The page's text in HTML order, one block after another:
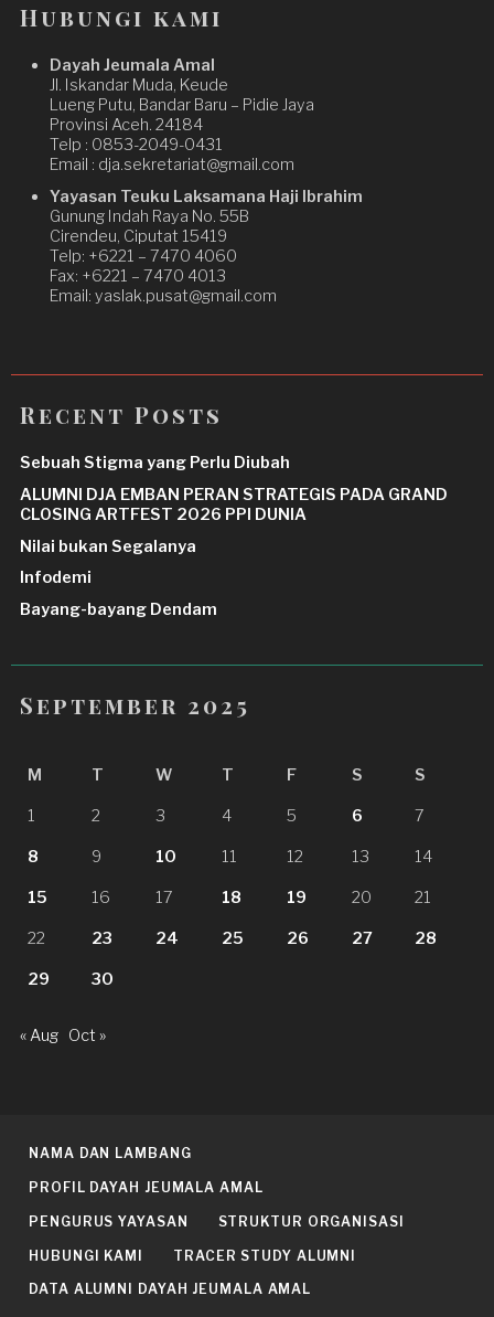
Hubungi kami
Dayah Jeumala Amal
Jl. Iskandar Muda, Keude
Lueng Putu, Bandar Baru – Pidie Jaya
Provinsi Aceh. 24184
Telp : 0853-2049-0431
Email : dja.sekretariat@gmail.com
Yayasan Teuku Laksamana Haji Ibrahim
Gunung Indah Raya No. 55B
Cirendeu, Ciputat 15419
Telp: +6221 – 7470 4060
Fax: +6221 – 7470 4013
Email: yaslak.pusat@gmail.com
Recent Posts
Sebuah Stigma yang Perlu Diubah
ALUMNI DJA EMBAN PERAN STRATEGIS PADA GRAND
CLOSING ARTFEST 2026 PPI DUNIA
Nilai bukan Segalanya
Infodemi
Bayang-bayang Dendam
September 2025
M T W T F S S
1 2 3 4 5 6 7
8 9 10 11 12 13 14
15 16 17 18 19 20 21
22 23 24 25 26 27 28
29 30
« Aug Oct »
NAMA DAN LAMBANG
PROFIL DAYAH JEUMALA AMAL
PENGURUS YAYASAN STRUKTUR ORGANISASI
HUBUNGI KAMI TRACER STUDY ALUMNI
DATA ALUMNI DAYAH JEUMALA AMAL